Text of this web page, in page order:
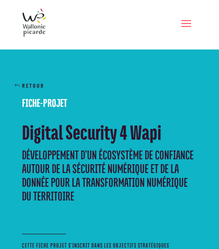
RETOUR
FICHE-PROJET
Digital Security 4 Wapi
DÉVELOPPEMENT D’UN ÉCOSYSTÈME DE CONFIANCE
AUTOUR DE LA SÉCURITÉ NUMÉRIQUE ET DE LA
DONNÉE POUR LA TRANSFORMATION NUMÉRIQUE
DU TERRITOIRE
CETTE FICHE PROJET S’INSCRIT DANS LES OBJECTIFS STRATÉGIQUES